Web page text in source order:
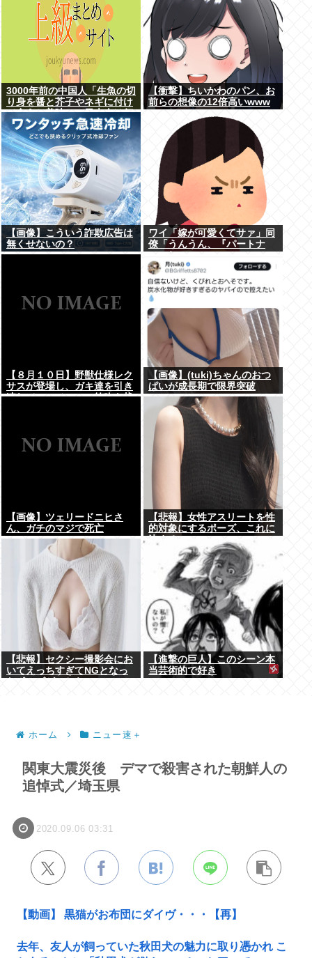
3000年前の中国人「生魚の切
り身を醤と芥子やネギに付け
て食うと美味い」日本人は何
故ずっとこのレベルで足踏み
してるのか
【衝撃】ちいかわのパン、お
前らの想像の12倍高いwww
【画像】こういう詐欺広告は
無くせないの？
ワイ「嫁が可愛くてサァ」同
僚「うんうん、『パートナ
【８月１０日】野獣仕様レク
サスが登場し、ガキ達を引き
連れてハーメルンの笛吹き状
【画像】(tuki)ちゃんのおつ
ぱいが成長期で限界突破
www
【画像】ツェリードニヒさ
ん、ガチのマジで死亡
【悲報】女性アスリートを性
的対象にするポーズ、これに
【悲報】セクシー撮影会にお
いてえっちすぎてNGとなっ
【進撃の巨人】このシーン本
当芸術的で好き
ホーム ニュー速＋
関東大震災後 デマで殺害された朝鮮人の
追悼式／埼玉県
2020.09.06 03:31
【動画】 黒猫がお布団にダイヴ・・・【再】
去年、友人が飼っていた秋田犬の魅力に取り憑かれ こ